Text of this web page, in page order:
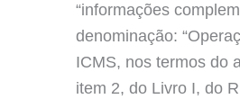
“informações
denominação:
ICMS, nos termos do
item 2, do Livro I, do